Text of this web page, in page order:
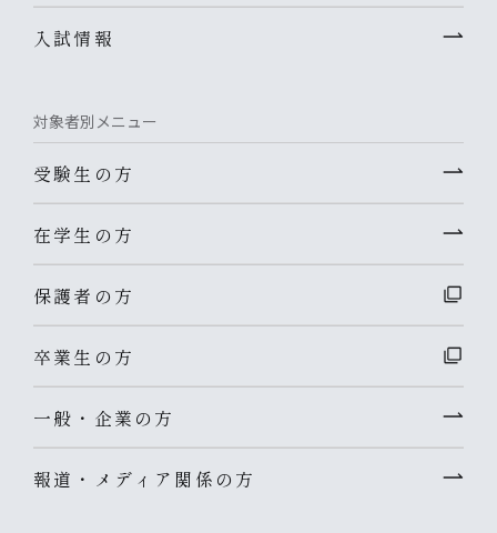
入試情報
対象者別メニュー
受験生の方
在学生の方
保護者の方
卒業生の方
一般・企業の方
報道・メディア関係の方